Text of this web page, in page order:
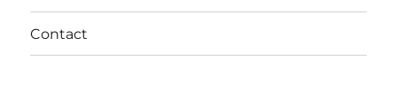
Contact